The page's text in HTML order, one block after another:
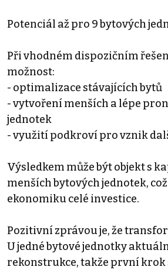
Potenciál až pro 9 bytových
Při vhodném dispozičním
možnost:
- optimalizace stávajících bytů
- vytvoření menších a lépe
jednotek
- využití podkroví pro vznik
Výsledkem může být objekt s
menších bytových jednotek,
ekonomiku celé investice.
Pozitivní zprávou je, že
U jedné bytové jednotky
rekonstrukce, takže první krok